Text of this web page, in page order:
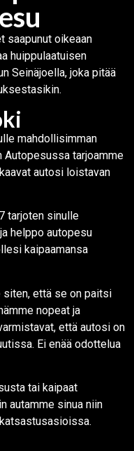
saapunut oikeaan
huippulaatuisen
Seinäjoella, joka pitää
mahdollisimman
Autopesussa tarjoamme
autosi loistavan
tarjoten sinulle
helppo autopesu
kaipaamansa
siten, että se on paitsi
nopeat ja
että autosi on
Ei enää odottelua
tai kaipaat
autamme sinua niin
katsastusasioissa.